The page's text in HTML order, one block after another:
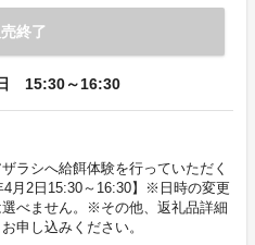
終了
15:30～16:30
ラシへ給餌体験を行っていただく
4月2日15:30～16:30】※日時の変更
べません。※その他、返礼品詳細
申し込みください。